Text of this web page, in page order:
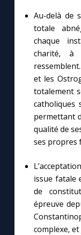
Au-delà de
totale
chaque
charité,
et les
totalement
catholiques
permettant
qualité de
ses propres
issue fatale
de
épreuve
complexe,